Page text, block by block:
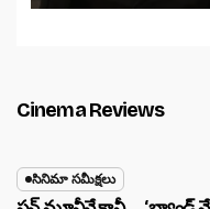
Cinema Reviews
సినిమా సమీక్షలు